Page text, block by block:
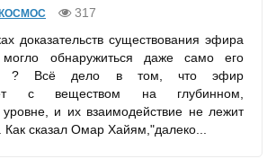
317
доказательств существования эфира
обнаружиться даже само его
? Всё дело в том, что эфир
с веществом на глубинном,
и их взаимодействие не лежит
Как сказал Омар Хайям,"далеко...